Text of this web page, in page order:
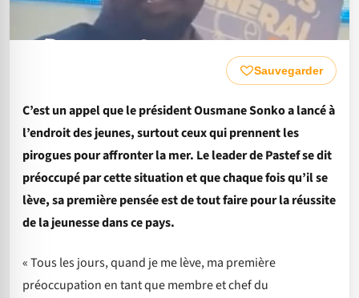
Sauvegarder
C’est un appel que le président Ousmane Sonko a lancé à
l’endroit des jeunes, surtout ceux qui prennent les
pirogues pour affronter la mer. Le leader de Pastef se dit
préoccupé par cette situation et que chaque fois qu’il se
lève, sa première pensée est de tout faire pour la réussite
de la jeunesse dans ce pays.
« Tous les jours, quand je me lève, ma première
préoccupation en tant que membre et chef du